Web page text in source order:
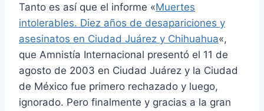
Tanto es así que el informe «Muertes
intolerables. Diez años de desapariciones y
asesinatos en Ciudad Juárez y Chihuahua«,
que Amnistía Internacional presentó el 11 de
agosto de 2003 en Ciudad Juárez y la Ciudad
de México fue primero rechazado y luego,
ignorado. Pero finalmente y gracias a la gran